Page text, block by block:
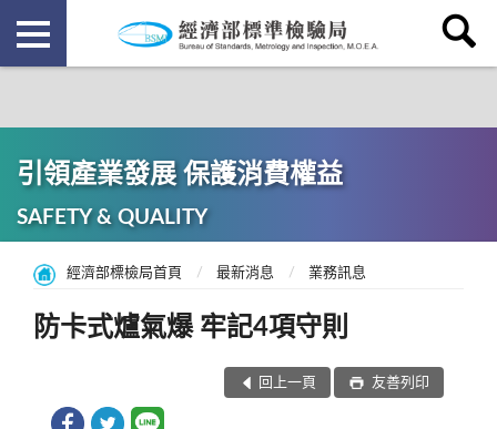
引領產業發展 保護消費權益
SAFETY & QUALITY
經濟部標檢局首頁 最新消息 業務訊息
防卡式爐氣爆 牢記4項守則
回上一頁 友善列印